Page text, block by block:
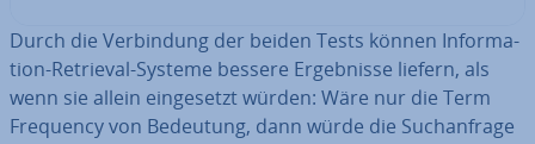
Durch die Ver­bin­dung der beiden Tests können In­for­ma­
ti­on-Retrieval-Systeme bessere Er­geb­nis­se liefern, als
wenn sie allein ein­ge­setzt würden: Wäre nur die Term
Frequency von Bedeutung, dann würde die Such­an­fra­ge